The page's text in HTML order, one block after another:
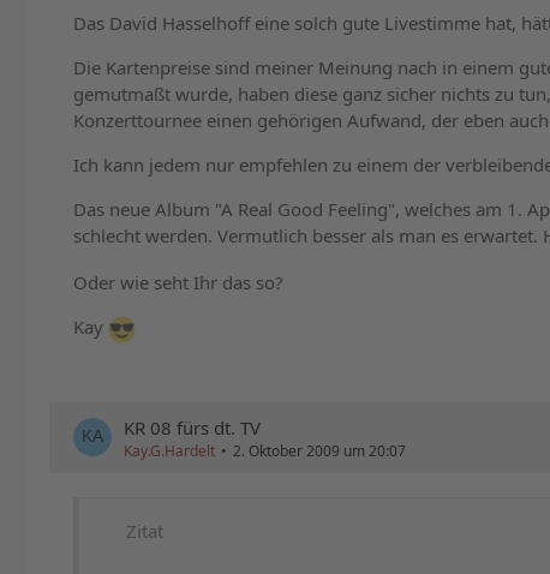
Das David Hasselhoff eine solch gute Livestimme hat,
Die Kartenpreise sind meiner Meinung nach in einem
gemutmaßt wurde, haben diese ganz sicher nichts zu
Konzerttournee einen gehörigen Aufwand, der eben
Ich kann jedem nur empfehlen zu einem der
Das neue Album "A Real Good Feeling", welches am 1.
schlecht werden. Vermutlich besser als man es
Oder wie seht Ihr das so?
Kay
KR 08 fürs dt. TV
Kay.G.Hardelt 2. Oktober 2009 um 20:07
Zitat